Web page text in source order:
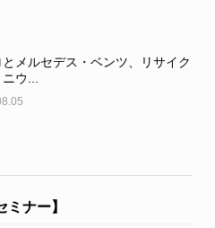
メルセデス・ベンツ、リサイク
ウ...
ミナー】